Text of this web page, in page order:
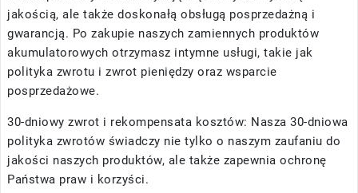
jakością, ale także doskonałą obsługą posprzedażną i
gwarancją. Po zakupie naszych zamiennych produktów
akumulatorowych otrzymasz intymne usługi, takie jak
polityka zwrotu i zwrot pieniędzy oraz wsparcie
posprzedażowe.
30-dniowy zwrot i rekompensata kosztów: Nasza 30-dniowa
polityka zwrotów świadczy nie tylko o naszym zaufaniu do
jakości naszych produktów, ale także zapewnia ochronę
Państwa praw i korzyści.